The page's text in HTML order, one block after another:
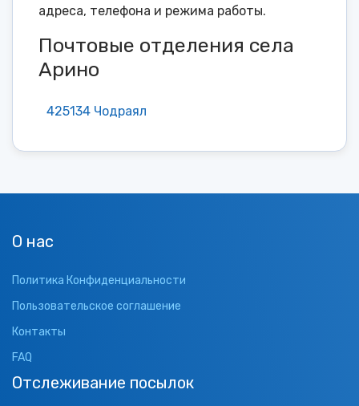
адреса, телефона и режима работы.
Почтовые отделения села
Арино
425134 Чодраял
О нас
Политика Конфиденциальности
Пользовательское соглашение
Контакты
FAQ
Отслеживание посылок